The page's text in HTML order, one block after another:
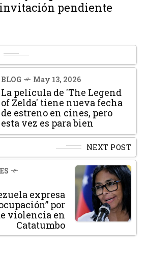
pendiente
BLOG May 13, 2026
La película de 'The Legend
of Zelda' tiene nueva fecha
de estreno en cines, pero
esta vez es para bien
NEXT POST
expresa
por
violencia en
Catatumbo